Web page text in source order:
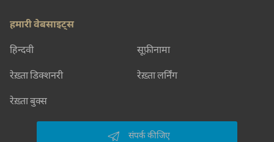
हमारी वेबसाइट्स
हिन्दवी सूफ़ीनामा
रेख़्ता डिक्शनरी रेख़्ता लर्निंग
रेख़्ता बुक्स
संपर्क कीजिए